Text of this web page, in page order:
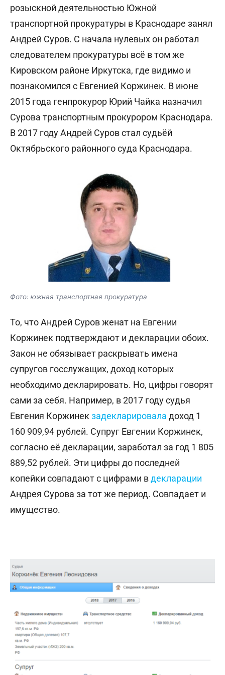
розыскной деятельностью Южной
транспортной прокуратуры в Краснодаре занял
Андрей Суров. С начала нулевых он работал
следователем прокуратуры всё в том же
Кировском районе Иркутска, где видимо и
познакомился с Евгенией Коржинек. В июне
2015 года генпрокурор Юрий Чайка назначил
Сурова транспортным прокурором Краснодара.
В 2017 году Андрей Суров стал судьёй
Октябрьского районного суда Краснодара.
Фото: южная транспортная прокуратура
То, что Андрей Суров женат на Евгении
Коржинек подтверждают и декларации обоих.
Закон не обязывает раскрывать имена
супругов госслужащих, доход которых
необходимо декларировать. Но, цифры говорят
сами за себя. Например, в 2017 году судья
Евгения Коржинек задекларировала доход 1
160 909,94 рублей. Супруг Евгении Коржинек,
согласно её декларации, заработал за год 1 805
889,52 рублей. Эти цифры до последней
копейки совпадают с цифрами вдекларации
Андрея Сурова за тот же период. Совпадает и
имущество.